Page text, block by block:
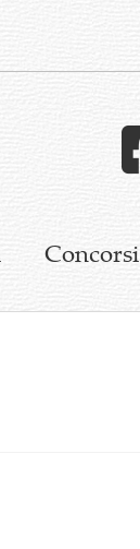
Concorsi